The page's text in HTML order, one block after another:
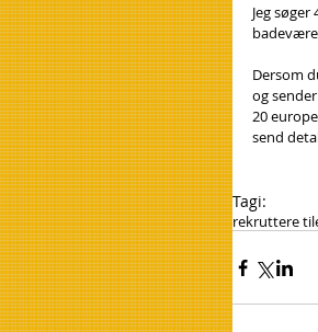
Jeg
Dersom
og
20
send
Tagi:
rekruttere